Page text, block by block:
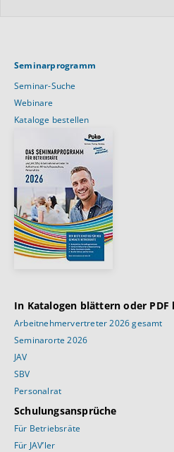
Seminarprogramm
Seminar-Suche
Webinare
Kataloge bestellen
In Katalogen blättern oder
Arbeitnehmervertreter 2026 gesamt
Seminarorte 2026
JAV
SBV
Personalrat
Schulungsansprüche
Für Betriebsräte
Für JAV’ler